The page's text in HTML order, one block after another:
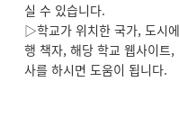
실 수 있습니다.
▷학교가 위치한 국가, 도시
행 책자, 해당 학교 웹사이트
사를 하시면 도움이 됩니다.